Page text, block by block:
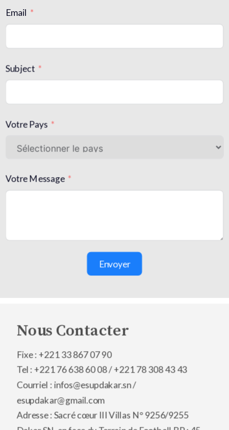
Email
Subject
Votre Pays
Votre Message
Envoyer
Nous Contacter
Fixe : +221 33 867 07 90
Tel : +221 76 638 60 08 /+221 78 308 43 43
Courriel : infos@esupdakar.sn /
esupdakar@gmail.com
Adresse : Sacré cœur III Villas N° 9256/9255